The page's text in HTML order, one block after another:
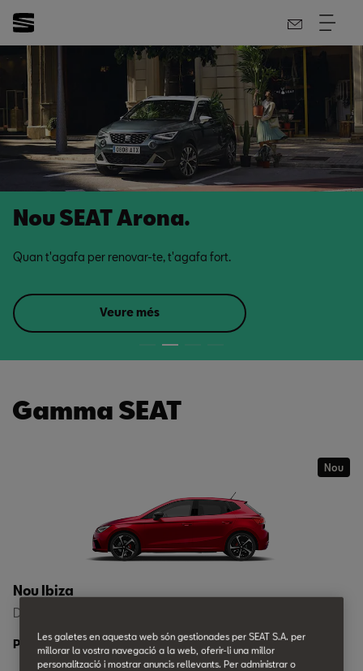
Nou SEAT Arona.
Quan t'agafa per renovar-te, t'agafa fort.
Veure més
Gamma SEAT
Nou
Nou Ibiza
Des de 16.700 €
Prova'l Veure més
Les galetes en aquesta web són gestionades per SEAT S.A. per
millorar la vostra navegació a la web, oferir-li una millor
personalització i mostrar anuncis rellevants. Per administrar o